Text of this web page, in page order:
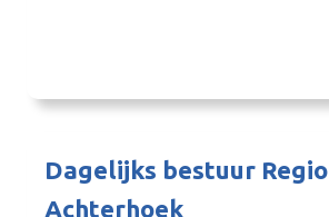
Dagelijks bestuur Regio
Achterhoek